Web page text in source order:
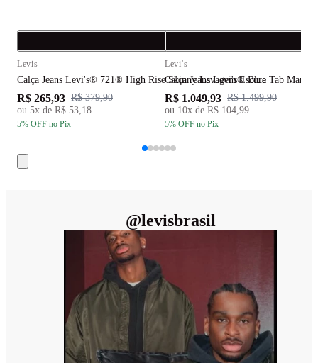
Levis
Calça Jeans Levi's® 721® High Rise Skinny Lavagem Escura
R$ 265,93 R$ 379,90
ou 5x de R$ 53,18
5% OFF no Pix
Levi's
Calça Jeans Levi's® Blue Tab
R$ 1.049,93 R$ 1.499,90
ou 10x de R$ 104,99
5% OFF no Pix
@levisbrasil